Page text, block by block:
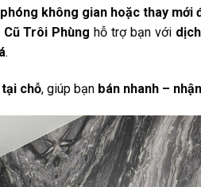
không gian hoặc thay mới
Cũ Trôi Phùng hỗ trợ bạn với
.
chỗ, giúp bạn bán nhanh –